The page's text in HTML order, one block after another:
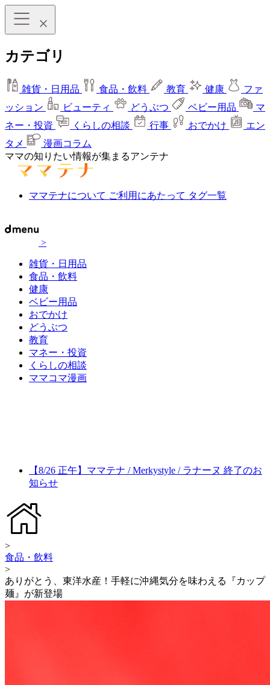
カテゴリ
雑貨・日用品 食品・飲料 教育 健康
ファ
ッション
ビューティ どうぶつ ベビー用品
マ
ネー・投資
くらしの相談 行事 おでかけ
エン
タメ
漫画コラム
ママの知りたい情報が集まるアンテナ
ママテナについて ご利用にあたって タグ一覧
>
雑貨・日用品
食品・飲料
健康
ベビー用品
おでかけ
どうぶつ
教育
マネー・投資
くらしの相談
ママコマ漫画
【8/26 正午】ママテナ / Merkystyle / ラナーヌ 終了のお
知らせ
>
食品・飲料
>
ありがとう、東洋水産！手軽に沖縄気分を味わえる『カップ
麺』が新登場